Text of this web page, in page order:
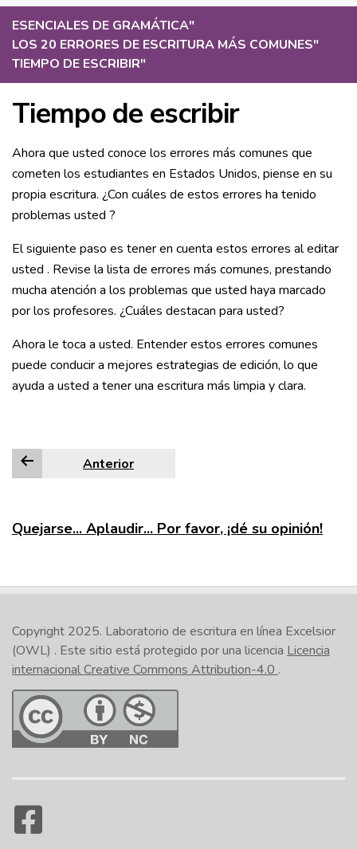
ESENCIALES DE GRAMÁTICA"
LOS 20 ERRORES DE ESCRITURA MÁS COMUNES"
TIEMPO DE ESCRIBIR"
Tiempo de escribir
Ahora que usted conoce los errores más comunes que
cometen los estudiantes en Estados Unidos, piense en su
propia escritura. ¿Con cuáles de estos errores ha tenido
problemas usted ?
El siguiente paso es tener en cuenta estos errores al editar
usted . Revise la lista de errores más comunes, prestando
mucha atención a los problemas que usted haya marcado
por los profesores. ¿Cuáles destacan para usted?
Ahora le toca a usted. Entender estos errores comunes
puede conducir a mejores estrategias de edición, lo que
ayuda a usted a tener una escritura más limpia y clara.
Anterior
Quejarse... Aplaudir... Por favor, ¡dé su opinión!
Copyright 2025. Laboratorio de escritura en línea Excelsior
(OWL) . Este sitio está protegido por una licencia Licencia
internacional Creative Commons Attribution-4.0 .